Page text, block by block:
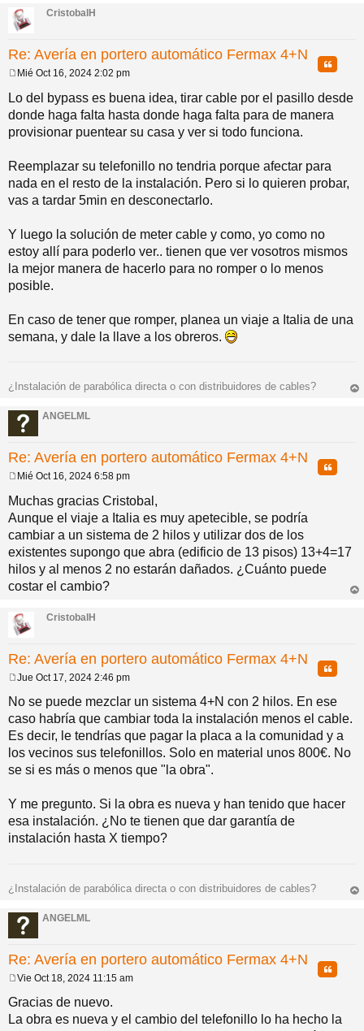
CristobalH
Re: Avería en portero automático Fermax 4+N
Citar
e
n
s
a
j
Mié Oct 16, 2024 2:02 pm
Lo del bypass es buena idea, tirar cable por el pasillo desde
donde haga falta hasta donde haga falta para de manera
provisionar puentear su casa y ver si todo funciona.
Reemplazar su telefonillo no tendria porque afectar para
nada en el resto de la instalación. Pero si lo quieren probar,
vas a tardar 5min en desconectarlo.
Y luego la solución de meter cable y como, yo como no
estoy allí para poderlo ver.. tienen que ver vosotros mismos
la mejor manera de hacerlo para no romper o lo menos
posible.
En caso de tener que romper, planea un viaje a Italia de una
semana, y dale la llave a los obreros.
¿Instalación de parabólica directa o con distribuidores de cables?
ANGELML
Re: Avería en portero automático Fermax 4+N
Citar
e
n
s
a
j
e
Mié Oct 16, 2024 6:58 pm
Muchas gracias Cristobal,
Aunque el viaje a Italia es muy apetecible, se podría
cambiar a un sistema de 2 hilos y utilizar dos de los
existentes supongo que abra (edificio de 13 pisos) 13+4=17
hilos y al menos 2 no estarán dañados. ¿Cuánto puede
costar el cambio?
CristobalH
Re: Avería en portero automático Fermax 4+N
Citar
e
n
s
a
j
e
Jue Oct 17, 2024 2:46 pm
No se puede mezclar un sistema 4+N con 2 hilos. En ese
caso habría que cambiar toda la instalación menos el cable.
Es decir, le tendrías que pagar la placa a la comunidad y a
los vecinos sus telefonillos. Solo en material unos 800€. No
se si es más o menos que "la obra".
Y me pregunto. Si la obra es nueva y han tenido que hacer
esa instalación. ¿No te tienen que dar garantía de
instalación hasta X tiempo?
¿Instalación de parabólica directa o con distribuidores de cables?
ANGELML
Re: Avería en portero automático Fermax 4+N
Citar
e
n
s
Vie Oct 18, 2024 11:15 am
Gracias de nuevo.
La obra es nueva y el cambio del telefonillo lo ha hecho la